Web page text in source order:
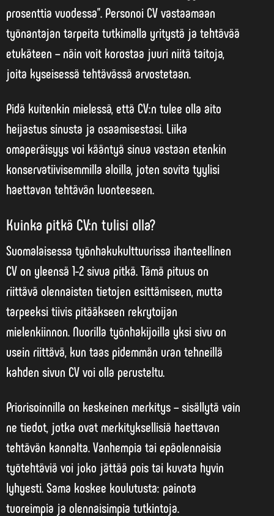
prosenttia vuodessa”. Personoi CV vastaamaan
työnantajan tarpeita tutkimalla yritystä ja tehtävää
etukäteen – näin voit korostaa juuri niitä taitoja,
joita kyseisessä tehtävässä arvostetaan.
Pidä kuitenkin mielessä, että CV:n tulee olla aito
heijastus sinusta ja osaamisestasi. Liika
omaperäisyys voi kääntyä sinua vastaan etenkin
konservatiivisemmilla aloilla, joten sovita tyylisi
haettavan tehtävän luonteeseen.
Kuinka pitkä CV:n tulisi olla?
Suomalaisessa työnhakukulttuurissa ihanteellinen
CV on yleensä 1-2 sivua pitkä. Tämä pituus on
riittävä olennaisten tietojen esittämiseen, mutta
tarpeeksi tiivis pitääkseen rekrytoijan
mielenkiinnon. Nuorilla työnhakijoilla yksi sivu on
usein riittävä , kun taas pidemmän uran tehneillä
kahden sivun CV voi olla perusteltu.
Priorisoinnilla on keskeinen merkitys – sisällytä vain
ne tiedot, jotka ovat merkityksellisiä haettavan
tehtävän kannalta. Vanhempia tai epäolennaisia
työtehtäviä voi joko jättää pois tai kuvata hyvin
lyhyesti. Sama koskee koulutusta: painota
tuoreimpia ja olennaisimpia tutkintoja.